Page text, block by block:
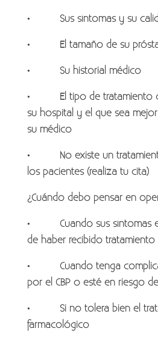
• Sus síntomas y su
• El tamaño de su
• Su historial médico
• El tipo de tratamiento
su hospital y el que sea
su médico
• No existe un
los pacientes (realiza tu cita)
¿Cuándo debo pensar en
• Cuando sus síntomas
de haber recibido
• Cuando tenga
por el CBP o esté en riesgo
• Si no tolera bien el
farmacológico